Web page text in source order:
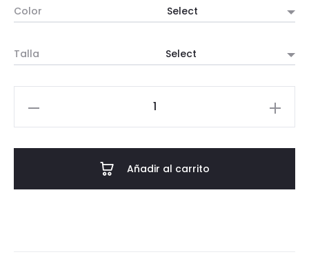
original
era:
actual
es:
Color
Talla
Añadir al carrito